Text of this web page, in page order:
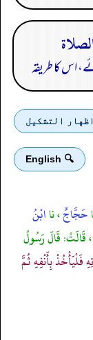
اس کا طریقہ
اظهار التشكيل
🔍 English
حَجَّاجٌ، ناابْنُ
، قَالَتْ: قَالَ رَسُولُ
بِأَنْفِهِ ثُمَّ